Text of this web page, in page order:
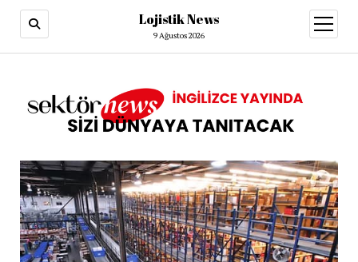
Lojistik News
9 Ağustos 2026
aç